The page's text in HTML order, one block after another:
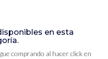
en esta
comprando al hacer click en